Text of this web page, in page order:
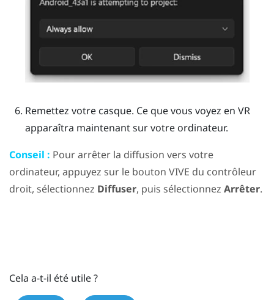
Remettez votre casque. Ce que vous voyez en VR
apparaîtra maintenant sur votre ordinateur.
Conseil : Pour arrêter la diffusion vers votre
ordinateur, appuyez sur le bouton VIVE du contrôleur
droit, sélectionnez Diffuser, puis sélectionnez Arrêter.
Cela a-t-il été utile ?